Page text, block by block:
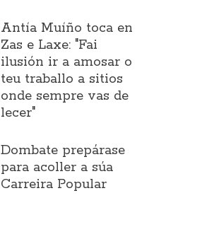
Antía Muíño toca en
Zas e Laxe: "Fai
ilusión ir a amosar o
teu traballo a sitios
onde sempre vas de
lecer"
Dombate prepárase
para acoller a súa
Carreira Popular